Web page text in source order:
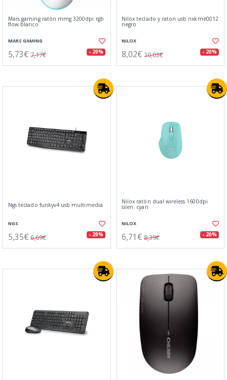
Mars gaming ratón mmg 3200dpi rgb
flow blanco
MARS GAMING
5,73€ 7,17€ - 20%
Nilox teclado y raton usb nxkme0012
negro
NILOX
8,02€ 10,03€ - 20%
Ngs teclado funkyv4 usb multimedia
NGS
5,35€ 6,69€ - 20%
Nilox ratón dual wireless 1600dpi
silen. cyan
NILOX
6,71€ 8,39€ - 20%